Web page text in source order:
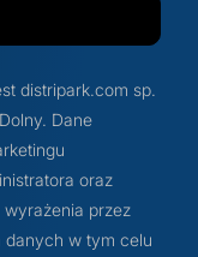
distripark.com sp.
Dane
oraz
wyrażenia przez
danych w tym celu